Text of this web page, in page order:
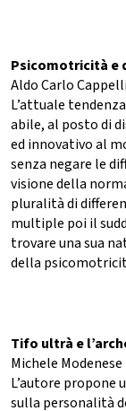
Psicomotricità e
Aldo Carlo
L’attuale
abile, al posto di
ed innovativo al
senza negare le
visione della
pluralità di
multiple poi il
trovare una sua
della
Tifo ultrà e
Michele Modenese
L’autore propone
sulla personalità